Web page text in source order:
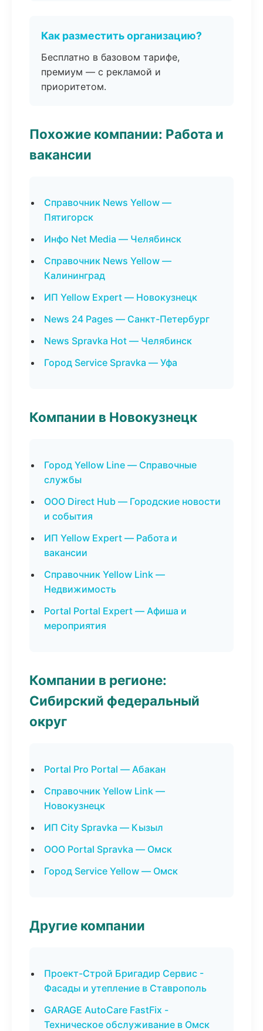
Как разместить организацию?
Бесплатно в базовом тарифе,
премиум — с рекламой и
приоритетом.
Похожие компании: Работа и
вакансии
Справочник News Yellow —
Пятигорск
Инфо Net Media — Челябинск
Справочник News Yellow —
Калининград
ИП Yellow Expert — Новокузнецк
News 24 Pages — Санкт-Петербург
News Spravka Hot — Челябинск
Город Service Spravka — Уфа
Компании в Новокузнецк
Город Yellow Line — Справочные
службы
ООО Direct Hub — Городские новости
и события
ИП Yellow Expert — Работа и
вакансии
Справочник Yellow Link —
Недвижимость
Portal Portal Expert — Афиша и
мероприятия
Компании в регионе:
Сибирский федеральный
округ
Portal Pro Portal — Абакан
Справочник Yellow Link —
Новокузнецк
ИП City Spravka — Кызыл
ООО Portal Spravka — Омск
Город Service Yellow — Омск
Другие компании
Проект-Строй Бригадир Сервис -
Фасады и утепление в Ставрополь
GARAGE AutoCare FastFix -
Техническое обслуживание в Омск